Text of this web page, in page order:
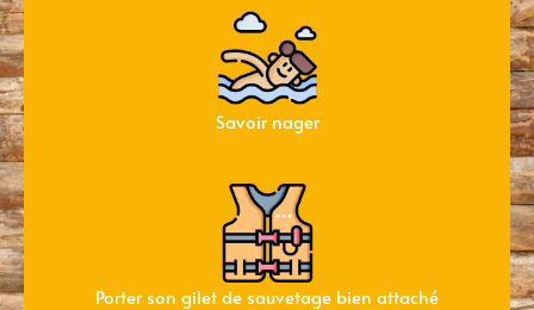
Savoir nager
Porter son gilet de sauvetage bien attaché